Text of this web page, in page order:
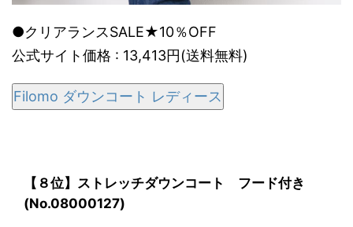
●クリアランスSALE★10％OFF
公式サイト価格 : 13,413円(送料無料)
Filomo ダウンコート レディース
【８位】ストレッチダウンコート フード付き
(No.08000127)